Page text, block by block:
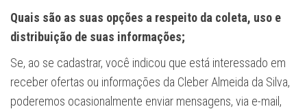
Quais são as suas opções a respeito da coleta, uso e
distribuição de suas informações;
Se, ao se cadastrar, você indicou que está interessado em
receber ofertas ou informações da Cleber Almeida da Silva,
poderemos ocasionalmente enviar mensagens, via e-mail,